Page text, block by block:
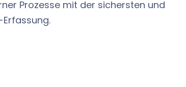
Prozesse mit der sichersten und